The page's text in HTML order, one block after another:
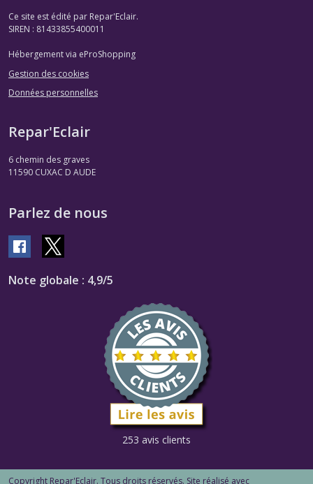
Ce site est édité par Repar'Eclair.
SIREN : 81433855400011
Hébergement via eProShopping
Gestion des cookies
Données personnelles
Repar'Eclair
6 chemin des graves
11590 CUXAC D AUDE
Parlez de nous
Note globale : 4,9/5
253 avis clients
Copyright Repar'Eclair. Tous droits réservés. Site réalisé avec